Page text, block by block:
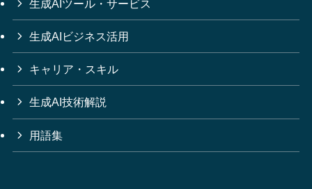
生成AIツール・サービス
生成AIビジネス活用
キャリア・スキル
生成AI技術解説
用語集